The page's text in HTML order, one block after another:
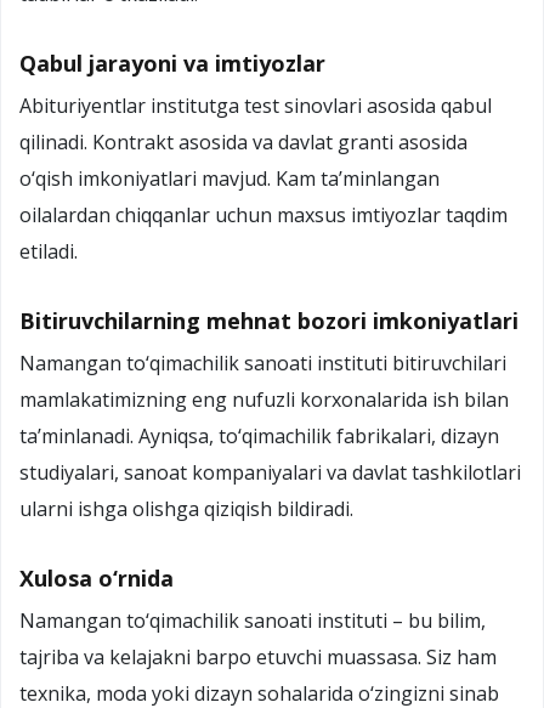
Qabul jarayoni va imtiyozlar
Abituriyentlar institutga test sinovlari asosida qabul
qilinadi. Kontrakt asosida va davlat granti asosida
o‘qish imkoniyatlari mavjud. Kam ta’minlangan
oilalardan chiqqanlar uchun maxsus imtiyozlar taqdim
etiladi.
Bitiruvchilarning mehnat bozori imkoniyatlari
Namangan to‘qimachilik sanoati instituti bitiruvchilari
mamlakatimizning eng nufuzli korxonalarida ish bilan
ta’minlanadi. Ayniqsa, to‘qimachilik fabrikalari, dizayn
studiyalari, sanoat kompaniyalari va davlat tashkilotlari
ularni ishga olishga qiziqish bildiradi.
Xulosa o‘rnida
Namangan to‘qimachilik sanoati instituti – bu bilim,
tajriba va kelajakni barpo etuvchi muassasa. Siz ham
texnika, moda yoki dizayn sohalarida o‘zingizni sinab